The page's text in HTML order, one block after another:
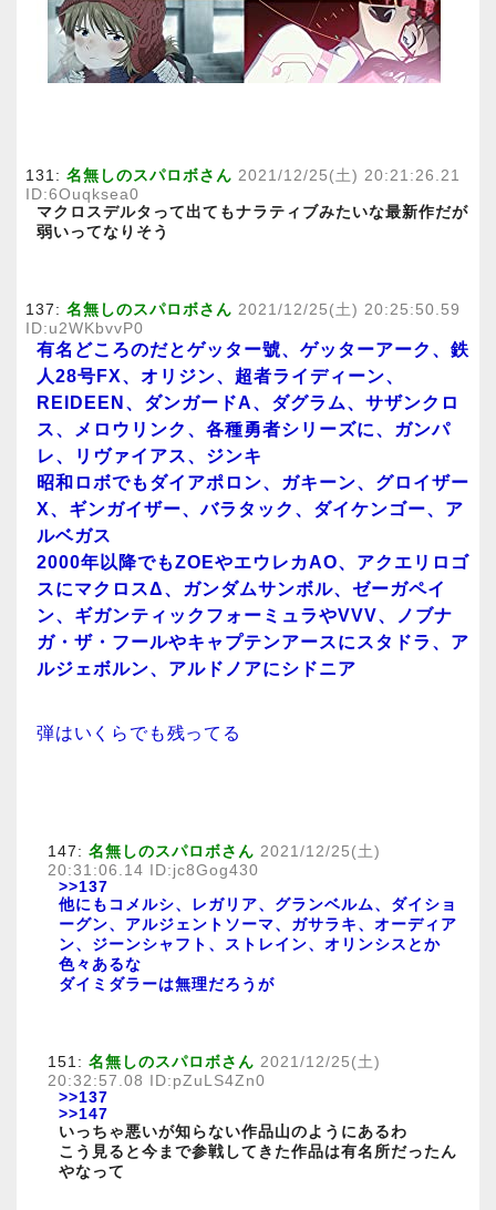
131: 名無しのスパロボさん 2021/12/25(土) 20:21:26.21
ID:6Ouqksea0
マクロスデルタって出てもナラティブみたいな最新作だが
弱いってなりそう
137: 名無しのスパロボさん 2021/12/25(土) 20:25:50.59
ID:u2WKbvvP0
有名どころのだとゲッター號、ゲッターアーク、鉄
人28号FX、オリジン、超者ライディーン、
REIDEEN、ダンガードA、ダグラム、サザンクロ
ス、メロウリンク、各種勇者シリーズに、ガンパ
レ、リヴァイアス、ジンキ
昭和ロボでもダイアポロン、ガキーン、グロイザー
X、ギンガイザー、バラタック、ダイケンゴー、ア
ルベガス
2000年以降でもZOEやエウレカAO、アクエリロゴ
スにマクロスΔ、ガンダムサンボル、ゼーガペイ
ン、ギガンティックフォーミュラやVVV、ノブナ
ガ・ザ・フールやキャプテンアースにスタドラ、ア
ルジェボルン、アルドノアにシドニア
弾はいくらでも残ってる
147: 名無しのスパロボさん 2021/12/25(土)
20:31:06.14 ID:jc8Gog430
>>137
他にもコメルシ、レガリア、グランベルム、ダイショ
ーグン、アルジェントソーマ、ガサラキ、オーディア
ン、ジーンシャフト、ストレイン、オリンシスとか
色々あるな
ダイミダラーは無理だろうが
151: 名無しのスパロボさん 2021/12/25(土)
20:32:57.08 ID:pZuLS4Zn0
>>137
>>147
いっちゃ悪いが知らない作品山のようにあるわ
こう見ると今まで参戦してきた作品は有名所だったん
やなって